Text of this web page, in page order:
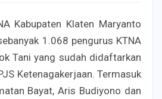
Kabupaten Klaten Maryanto
1.068 pengurus KTNA
Tani yang sudah didaftarkan
Ketenagakerjaan. Termasuk
Bayat, Aris Budiyono dan